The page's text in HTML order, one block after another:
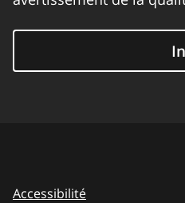
Accessibilité